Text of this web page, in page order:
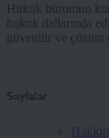
Hukuk büromun
hukuk dallarında
güvenilir ve çözüm
Sayfalar